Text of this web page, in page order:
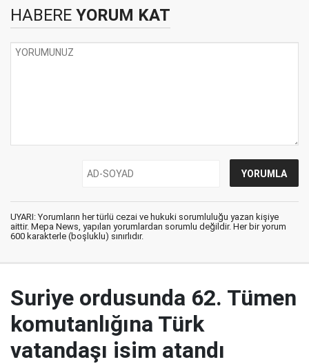
HABERE YORUM KAT
UYARI: Yorumların her türlü cezai ve hukuki sorumluluğu yazan kişiye
aittir. Mepa News, yapılan yorumlardan sorumlu değildir. Her bir yorum
600 karakterle (boşluklu) sınırlıdır.
Suriye ordusunda 62. Tümen
komutanlığına Türk
vatandaşı isim atandı